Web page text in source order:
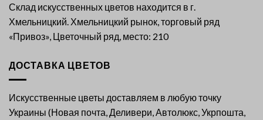
Склад искусственных цветов находится в г.
Хмельницкий. Хмельницкий рынок, торговый ряд
«Привоз», Цветочный ряд, место: 210
ДОСТАВКА ЦВЕТОВ
Искусственные цветы доставляем в любую точку
Украины (Новая почта, Деливери, Автолюкс, Укрпошта,